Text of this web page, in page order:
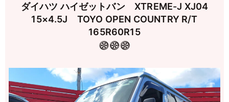
ダイハツ ハイゼットバン XTREME-J XJ04
15×4.5J TOYO OPEN COUNTRY R/T
165R60R15